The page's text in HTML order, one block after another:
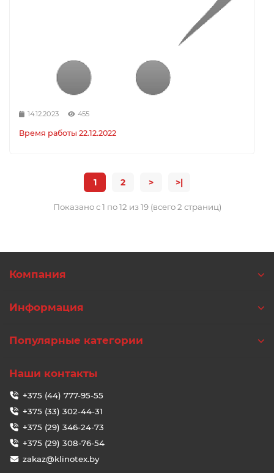
14.12.2023 455
Время работы 22.12.2022
1 2 > >|
Показано с 1 по 12 из 19 (всего 2 страниц)
Компания
Информация
Популярные категории
Наши контакты
+375 (44) 777-95-55
+375 (33) 302-44-31
+375 (29) 346-24-73
+375 (29) 308-76-54
zakaz@klinotex.by